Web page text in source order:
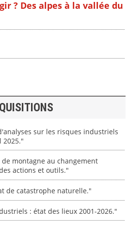
? Des alpes à la vallée du
sur les risques industriels
2025."
montagne au changement
actions et outils."
de catastrophe naturelle."
: état des lieux 2001-2026."